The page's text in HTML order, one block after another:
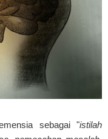
sebagai "istilah